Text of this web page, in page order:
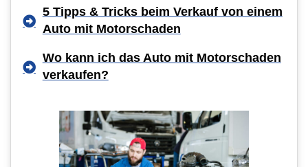
5 Tipps & Tricks beim Verkauf von einem
Auto mit Motorschaden
Wo kann ich das Auto mit Motorschaden
verkaufen?